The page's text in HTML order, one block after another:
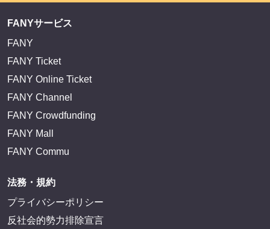
FANYサービス
FANY
FANY Ticket
FANY Online Ticket
FANY Channel
FANY Crowdfunding
FANY Mall
FANY Commu
法務・規約
プライバシーポリシー
反社会的勢力排除宣言